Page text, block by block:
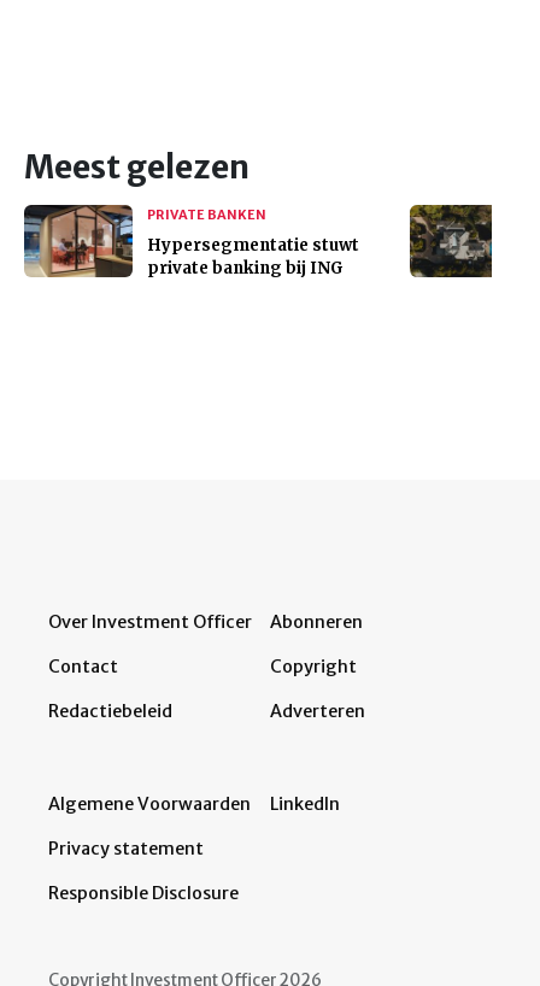
Meest gelezen
PRIVATE BANKEN
Hypersegmentatie stuwt
private banking bij ING
Over Investment Officer
Contact
Redactiebeleid
Abonneren
Copyright
Adverteren
Algemene Voorwaarden
Privacy statement
Responsible Disclosure
LinkedIn
Copyright Investment Officer 2026